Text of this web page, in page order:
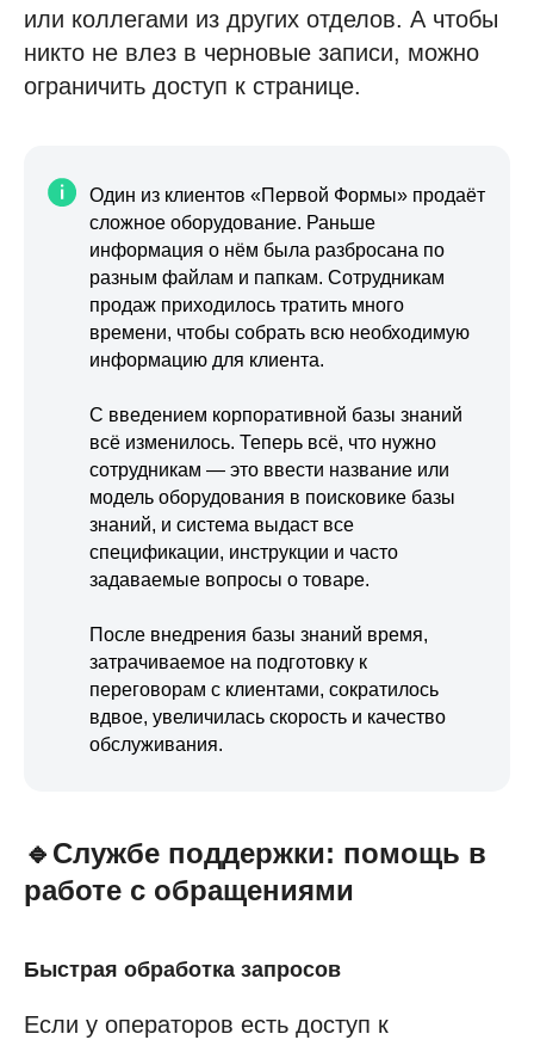
или коллегами из других отделов. А чтобы
никто не влез в черновые записи, можно
ограничить доступ к странице.
Один из клиентов «Первой Формы» продаёт
сложное оборудование. Раньше
информация о нём была разбросана по
разным файлам и папкам. Сотрудникам
продаж приходилось тратить много
времени, чтобы собрать всю необходимую
информацию для клиента.
С введением корпоративной базы знаний
всё изменилось. Теперь всё, что нужно
сотрудникам — это ввести название или
модель оборудования в поисковике базы
знаний, и система выдаст все
спецификации, инструкции и часто
задаваемые вопросы о товаре.
После внедрения базы знаний время,
затрачиваемое на подготовку к
переговорам с клиентами, сократилось
вдвое, увеличилась скорость и качество
обслуживания.
🔹Службе поддержки: помощь в
работе с обращениями
Быстрая обработка запросов
Если у операторов есть доступ к